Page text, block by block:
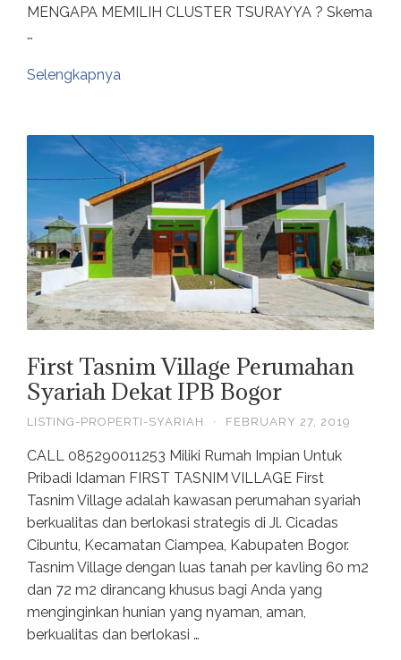
MENGAPA MEMILIH CLUSTER TSURAYYA ? Skema
…
Selengkapnya
First Tasnim Village Perumahan
Syariah Dekat IPB Bogor
LISTING-PROPERTI-SYARIAH · FEBRUARY 27, 2019
CALL 085290011253 Miliki Rumah Impian Untuk
Pribadi Idaman FIRST TASNIM VILLAGE First
Tasnim Village adalah kawasan perumahan syariah
berkualitas dan berlokasi strategis di Jl. Cicadas
Cibuntu, Kecamatan Ciampea, Kabupaten Bogor.
Tasnim Village dengan luas tanah per kavling 60 m2
dan 72 m2 dirancang khusus bagi Anda yang
menginginkan hunian yang nyaman, aman,
berkualitas dan berlokasi …